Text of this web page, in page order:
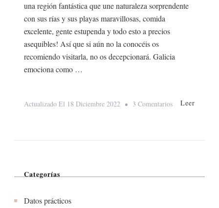
una región fantástica que une naturaleza sorprendente
con sus rías y sus playas maravillosas, comida
excelente, gente estupenda y todo esto a precios
asequibles! Así que si aún no la conocéis os
recomiendo visitarla, no os decepcionará. Galicia
emociona como …
Actualizado El 18 Diciembre 2022 3 ComentariosEn Leer
Categorías
Datos prácticos